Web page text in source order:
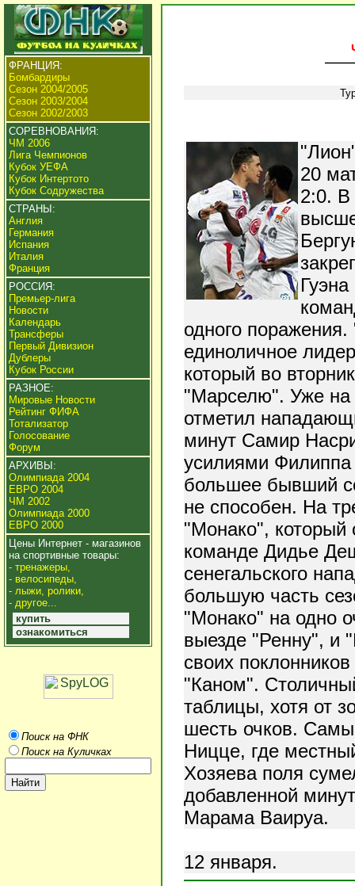
ФРАНЦИЯ:
Бомбардиры
Сезон 2004/2005
Сезон 2003/2004
Сезон 2002/2003
СОРЕВНОВАНИЯ:
ЧМ 2006
Лига Чемпионов
Кубок УЕФА
Кубок Интертото
Кубок Содружества
СТРАНЫ:
Англия
Германия
Испания
Италия
Франция
РОССИЯ:
Премьер-лига
Новости
Календарь
Трансферы
Первый Дивизион
Дублеры
Кубок России
РАЗНОЕ:
Мировые Новости
Рейтинг ФИФА
Тотализатор
Голосование
Форум
АРХИВЫ:
Олимпиада 2004
ЕВРО 2004
ЧМ 2002
Олимпиада 2000
ЕВРО 2000
Цены Интернет - магазинов
на спортивные товары:
- тренажеры,
- велосипеды,
- лыжи, ролики,
- другое...
купить
ознакомиться
Поиск на ФНК
Поиск на Куличках
20
2:0. В
одного
единоличное
который во
"Марселю". Уже на
отметил
минут Самир
усилиями
большее бывший
не способен. На
"Монако", который
команде Дидье
сенегальского
большую часть
"Монако" на одно
выезде "Ренну", и
своих
"Каном".
таблицы, хотя от
шесть очков.
Ницце, где
Хозяева поля
добавленной
Марама Ваируа.
12 января.